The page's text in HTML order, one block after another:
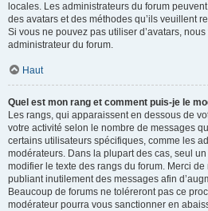
locales. Les administrateurs du forum
des avatars et des méthodes qu’ils veuillent
Si vous ne pouvez pas utiliser d’avatars,
administrateur du forum.
Haut
Quel est mon rang et comment puis-je le
Les rangs, qui apparaissent en dessous de
votre activité selon le nombre de messages
certains utilisateurs spécifiques, comme les
modérateurs. Dans la plupart des cas, seul
modifier le texte des rangs du forum. Merci
publiant inutilement des messages afin
Beaucoup de forums ne toléreront pas ce
modérateur pourra vous sanctionner en